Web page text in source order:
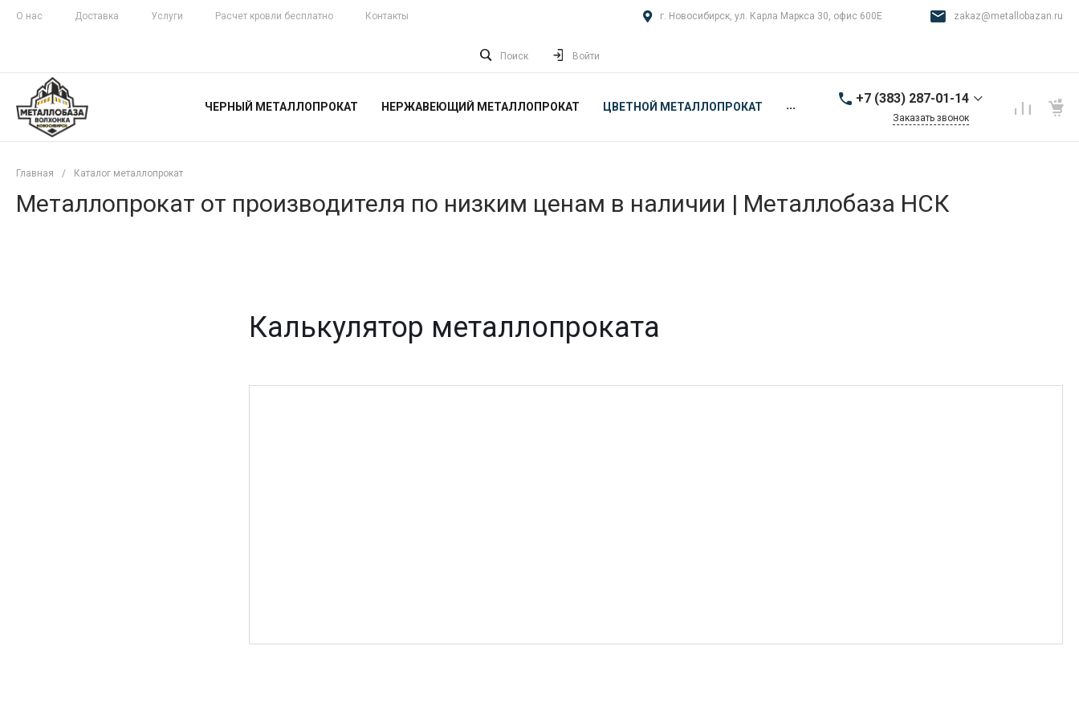
О нас Доставка Услуги Расчет кровли бесплатно Контакты г. Новосибирск, ул. Карла Маркса 30, офис 600Е zakaz@metallobazan.ru
Поиск Войти
ЧЕРНЫЙ МЕТАЛЛОПРОКАТ НЕРЖАВЕЮЩИЙ МЕТАЛЛОПРОКАТ ЦВЕТНОЙ МЕТАЛЛОПРОКАТ ... +7 (383) 287-01-14
9:00-18:00 пн-пт
Заказать звонок
Главная / Каталог металлопрокат
Металлопрокат от производителя по низким ценам в наличии | Металлобаза НСК
Калькулятор металлопроката